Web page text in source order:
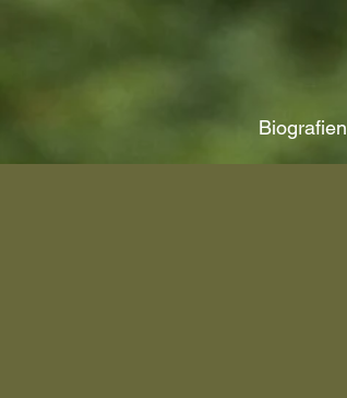
Biografien